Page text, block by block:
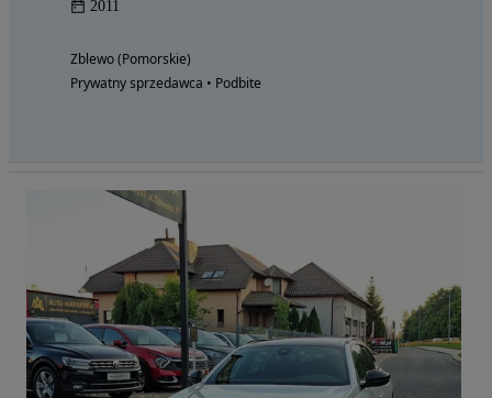
2011
Zblewo (Pomorskie)
Prywatny sprzedawca • Podbite